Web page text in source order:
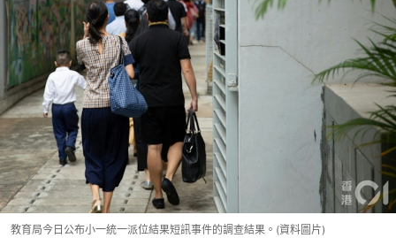
教育局今日公布小一統一派位結果短訊事件的調查結果。(資料圖片)